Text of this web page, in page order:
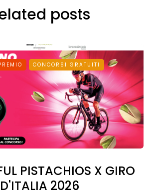
posts
CONCORSI GRATUITI
PISTACHIOS X GIRO
D'ITALIA 2026